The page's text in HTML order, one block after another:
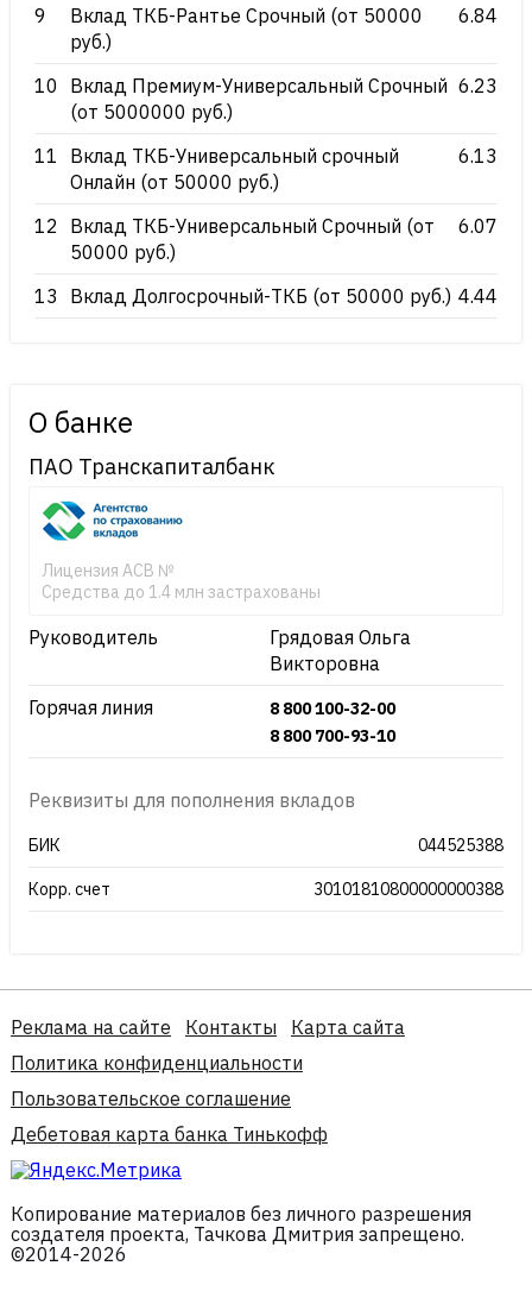
9
Вклад ТКБ-Рантье Срочный (от 50000
руб.)
6.84
10
Вклад Премиум-Универсальный Срочный
(от 5000000 руб.)
6.23
11
Вклад ТКБ-Универсальный срочный
Онлайн (от 50000 руб.)
6.13
12 Вклад ТКБ-Универсальный Срочный (от
50000 руб.)
6.07
13 Вклад Долгосрочный-ТКБ (от 50000 руб.) 4.44
О банке
ПАО Транскапиталбанк
Лицензия АСВ №
Средства до 1.4 млн застрахованы
Руководитель
Грядовая Ольга
Викторовна
Горячая линия
8 800 100-32-00
8 800 700-93-10
Реквизиты для пополнения вкладов
БИК 044525388
Корр. счет 30101810800000000388
Реклама на сайте Контакты
Карта сайта
Политика конфиденциальности
Пользовательское соглашение
Дебетовая карта банка Тинькофф
Копирование материалов без личного разрешения
создателя проекта, Тачкова Дмитрия запрещено.
©2014-2026